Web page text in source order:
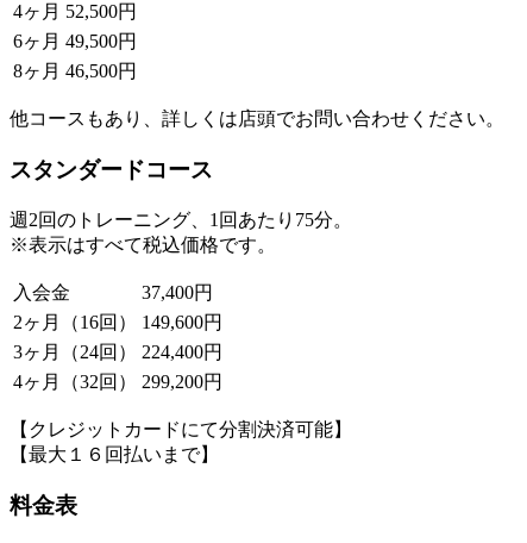
4ヶ月 52,500円
6ヶ月 49,500円
8ヶ月 46,500円
他コースもあり、詳しくは店頭でお問い合わせください。
スタンダードコース
週2回のトレーニング、1回あたり75分。
※表示はすべて税込価格です。
入会金
37,400円
2ヶ月（16回）
149,600円
3ヶ月（24回）
224,400円
4ヶ月（32回）
299,200円
【クレジットカードにて分割決済可能】
【最大１６回払いまで】
料金表